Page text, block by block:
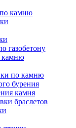
по камню
газобетону
камню
по камню
бурения
камня
браслетов